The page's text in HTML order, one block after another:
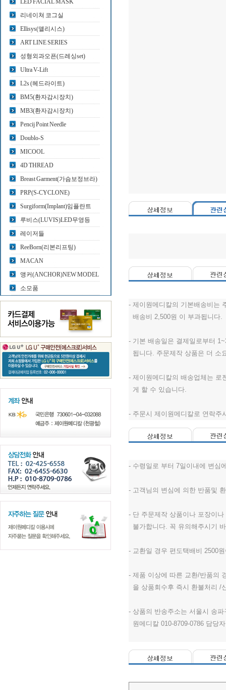
LED FACIAL MASK
리네이쳐 코그실
Ellisys(앨리시스)
ART LINE SERIES
성형외과오픈(드레싱set)
Ultra V-Lift
L2s (헤드라이트)
BM5(환자감시장치)
MB3(환자감시장치)
Pencij Point Needle
Doublo-S
MICOOL
4D THREAD
Breast Garment(가슴보정브라)
PRP(S-CYCLONE)
Surgiform(Implant)임플란트
루비스(LUVIS)LED무영등
레이저들
ReeBorn(리본리프팅)
MACAN
앵커(ANCHOR)NEW MODEL
소모품
- 제이원메디칼의 기본배송비는
배송비 2,500원 이 부과됩니다.
- 기본 배송일은 결제일로부터
됩니다. 주문제작 상품은 더 소
- 제이원메디칼의 배송업체는 로
게 할 수 있습니다.
- 주문시 제이원메디칼로 연락
- 수령일로 부터 7일이내에 변심
- 고객님의 변심에 의한 반품및
- 단 주문제작 상품이나 포장이
불가합니다. 꼭 유의해주시기
- 교환일 경우 편도택배비 2500
- 제품 이상에 따른 교환/반품의
을 상품회수후 즉시 환불처리 /
- 상품의 반송주소는 서울시 송
원메디칼 010-8709-0786 담당